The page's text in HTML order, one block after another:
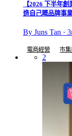
【2026 下半年
造自己嘅品牌事
By Juns Tan ·
電商經營 市
2